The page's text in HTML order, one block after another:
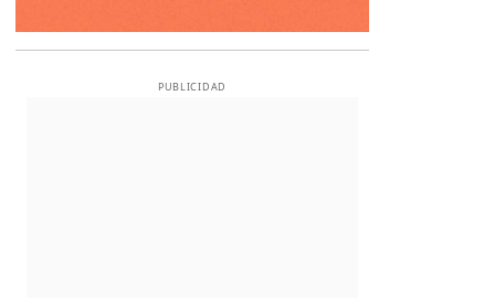
PUBLICIDAD